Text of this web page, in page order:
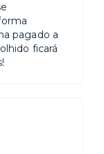
pagado a
ficará